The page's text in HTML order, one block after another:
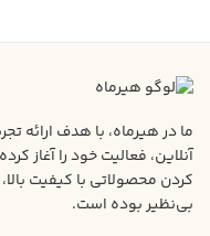
ما در هیرماه، با هدف ارائه
آنلاین، فعالیت خود را آغاز
کردن محصولاتی با کیفیت
بی‌نظیر بوده است.